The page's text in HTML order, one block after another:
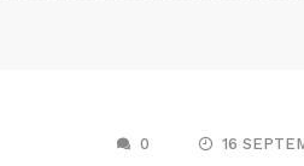
0 16